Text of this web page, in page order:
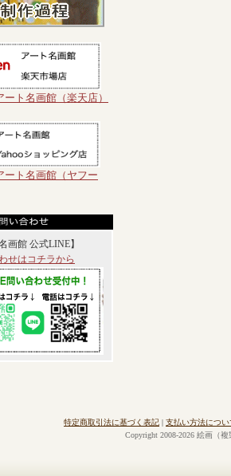
ト名画館（楽天店）
ート名画館（ヤフー
画館 公式LINE】
せはコチラから
特定商取引法に基づく表記 | 支払い方法につい
Copyright 2008-2026 絵画（